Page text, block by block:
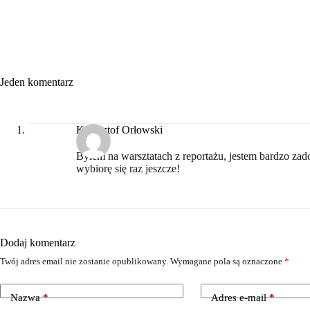
Jeden komentarz
Krzysztof Orłowski
Byłem na warsztatach z reportażu, jestem bardzo
wybiorę się raz jeszcze!
Dodaj komentarz
Twój adres email nie zostanie opublikowany. Wymagane pola są oznaczone *
Nazwa* Adres e-mail*